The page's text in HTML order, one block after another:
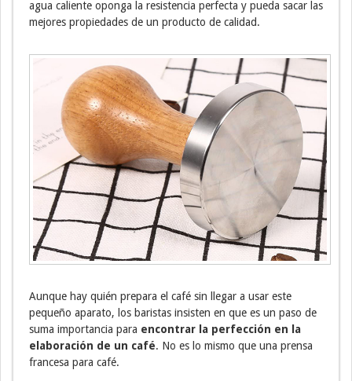
agua caliente oponga la resistencia perfecta y pueda sacar las
mejores propiedades de un producto de calidad.
Aunque hay quién prepara el café sin llegar a usar este
pequeño aparato, los baristas insisten en que es un paso de
suma importancia para encontrar la perfección en la
elaboración de un café. No es lo mismo que una prensa
francesa para café.